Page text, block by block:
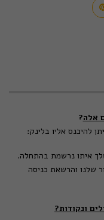
אלה?
להיכנס אליו בלינק:
איתו נרשמת בהתחלה.
שלנו והרשאת כניסה
ונקודות?